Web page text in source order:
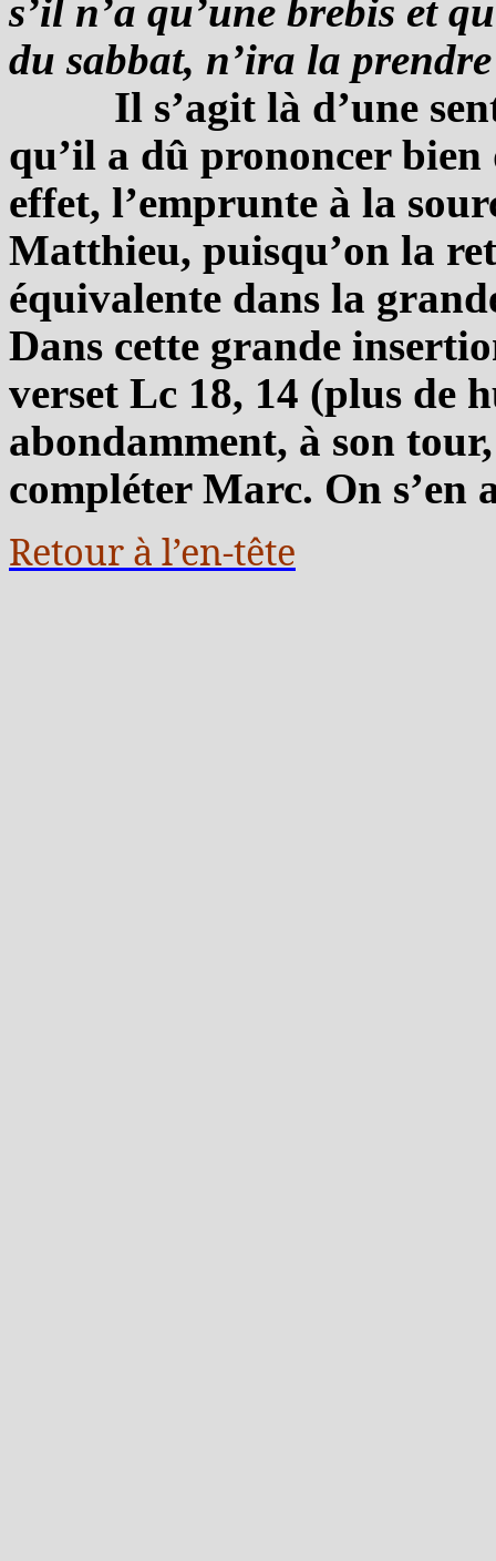
s’il n’a qu’une brebis et
du sabbat, n’ira la
Il s’agit là d’une
qu’il a dû prononcer
effet, l’emprunte à la
Matthieu, puisqu’on la
équivalente dans la
Dans cette grande
verset Lc 18, 14 (plus de
abondamment, à son
compléter Marc. On s’en
Retour à l’en-tête